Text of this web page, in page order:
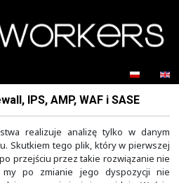
IPS, AMP, WAF i
realizuje analizę